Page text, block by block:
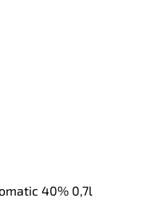
40% 0,7l